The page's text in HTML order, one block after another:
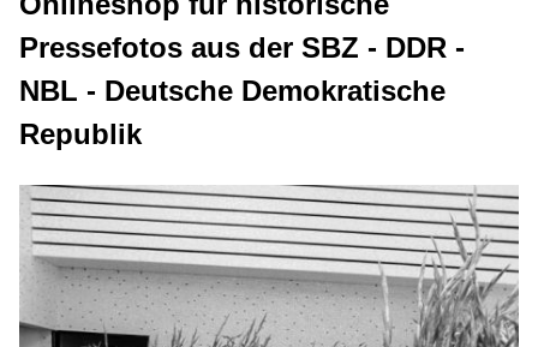
Pressefotos aus der SBZ - DDR -
NBL - Deutsche Demokratische
Republik